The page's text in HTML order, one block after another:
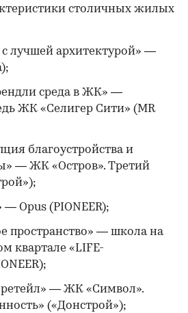
столичных жилых
лучшей архитектурой» —
среда в ЖК» —
ЖК «Селигер Сити» (MR
благоустройства и
— ЖК «Остров». Третий
Opus (PIONEER);
пространство» — школа на
квартале «LIFE-
— ЖК «Символ».
(«Донстрой»);